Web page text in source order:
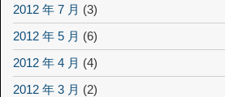
2012 年 7 月 (3)
2012 年 5 月 (6)
2012 年 4 月 (4)
2012 年 3 月 (2)